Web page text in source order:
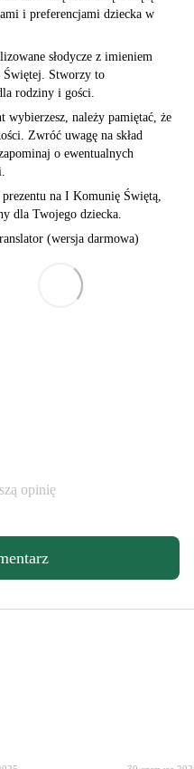
i preferencjami dziecka w
słodycze z imieniem
Świętej. Stworzy to
rodziny i gości.
wybierzesz, należy pamiętać, że
Zwróć uwagę na skład
o ewentualnych
prezentu na I Komunię Świętą,
dla Twojego dziecka.
(wersja darmowa)
opinię